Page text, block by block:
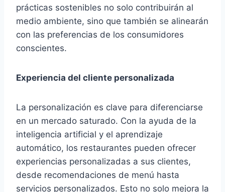
prácticas sostenibles no solo contribuirán al
medio ambiente, sino que también se alinearán
con las preferencias de los consumidores
conscientes.
Experiencia del cliente personalizada
La personalización es clave para diferenciarse
en un mercado saturado. Con la ayuda de la
inteligencia artificial y el aprendizaje
automático, los restaurantes pueden ofrecer
experiencias personalizadas a sus clientes,
desde recomendaciones de menú hasta
servicios personalizados. Esto no solo mejora la